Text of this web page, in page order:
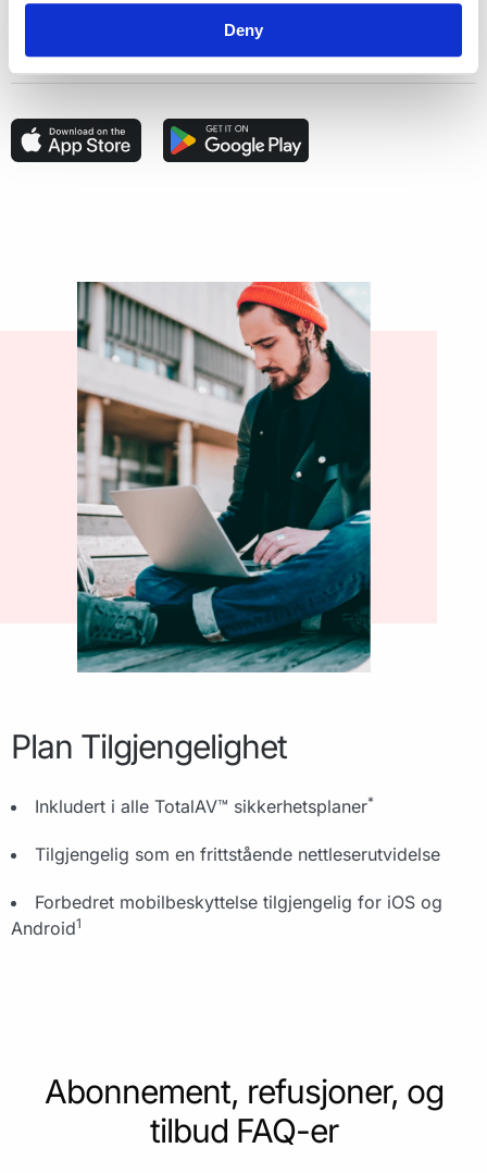
Deny
Hold den lange rekken av nettkriminalitet i sjakk, både på
nettbrettet og smarttelefonen.
Plan Tilgjengelighet
Inkludert i alle TotalAV™ sikkerhetsplaner*
Tilgjengelig som en frittstående nettleserutvidelse
Forbedret mobilbeskyttelse tilgjengelig for iOS og
Android1
Abonnement, refusjoner, og
tilbud FAQ-er